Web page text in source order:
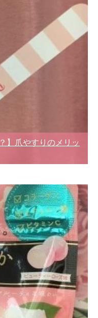
】爪やすりのメリッ